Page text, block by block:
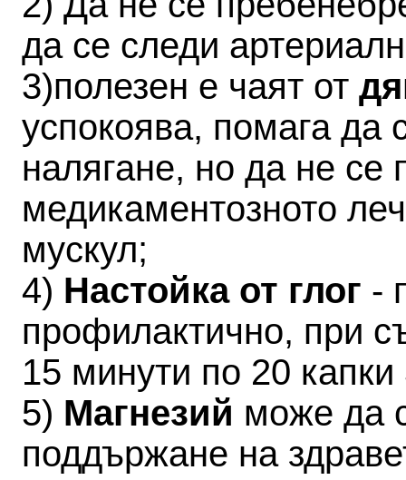
да се следи
3)полезен е чаят от
успокоява, помага да
налягане, но да не се
медикаментозното
мускул;
4) Настойка от глог -
профилактично, при
15 минути по 20
5) Магнезий може да
поддържане на